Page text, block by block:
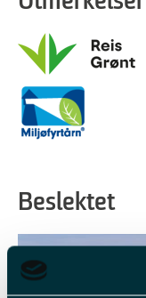
Beslektet